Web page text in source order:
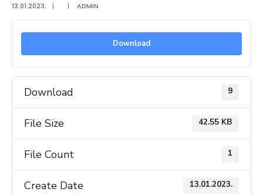
13.01.2023. | | ADMIN
Download
Download 9
File Size 42.55 KB
File Count 1
Create Date 13.01.2023.